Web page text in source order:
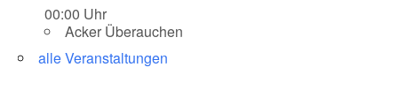
00:00 Uhr
Acker Überauchen
alle Veranstaltungen